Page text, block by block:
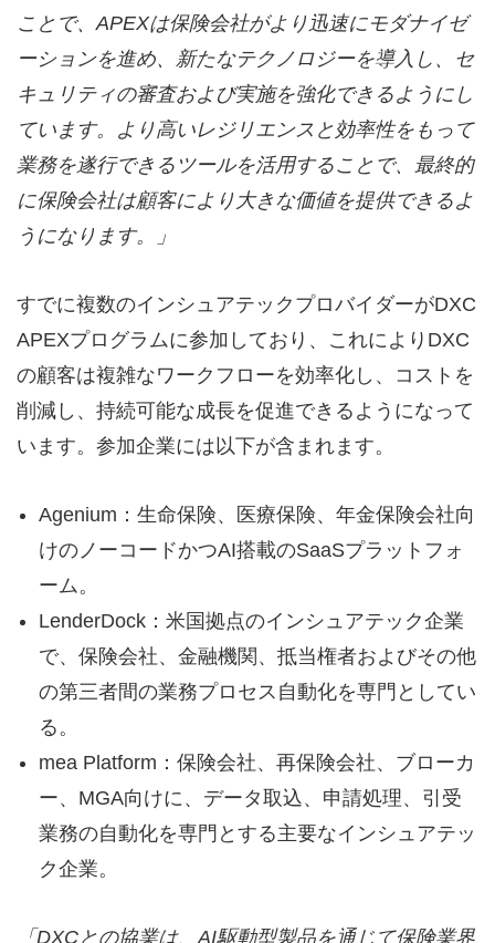
ことで、APEXは保険会社がより迅速にモダナイゼ
ーションを進め、新たなテクノロジーを導入し、セ
キュリティの審査および実施を強化できるようにし
ています。より高いレジリエンスと効率性をもって
業務を遂行できるツールを活用することで、最終的
に保険会社は顧客により大きな価値を提供できるよ
うになります。」
すでに複数のインシュアテックプロバイダーがDXC
APEXプログラムに参加しており、これによりDXC
の顧客は複雑なワークフローを効率化し、コストを
削減し、持続可能な成長を促進できるようになって
います。参加企業には以下が含まれます。
Agenium：生命保険、医療保険、年金保険会社向
けのノーコードかつAI搭載のSaaSプラットフォ
ーム。
LenderDock：米国拠点のインシュアテック企業
で、保険会社、金融機関、抵当権者およびその他
の第三者間の業務プロセス自動化を専門としてい
る。
mea Platform：保険会社、再保険会社、ブローカ
ー、MGA向けに、データ取込、申請処理、引受
業務の自動化を専門とする主要なインシュアテッ
ク企業。
「DXCとの協業は、AI駆動型製品を通じて保険業界